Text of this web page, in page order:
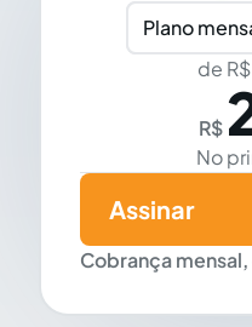
Plano
de R$
R$
No
Cobrança
Assinar